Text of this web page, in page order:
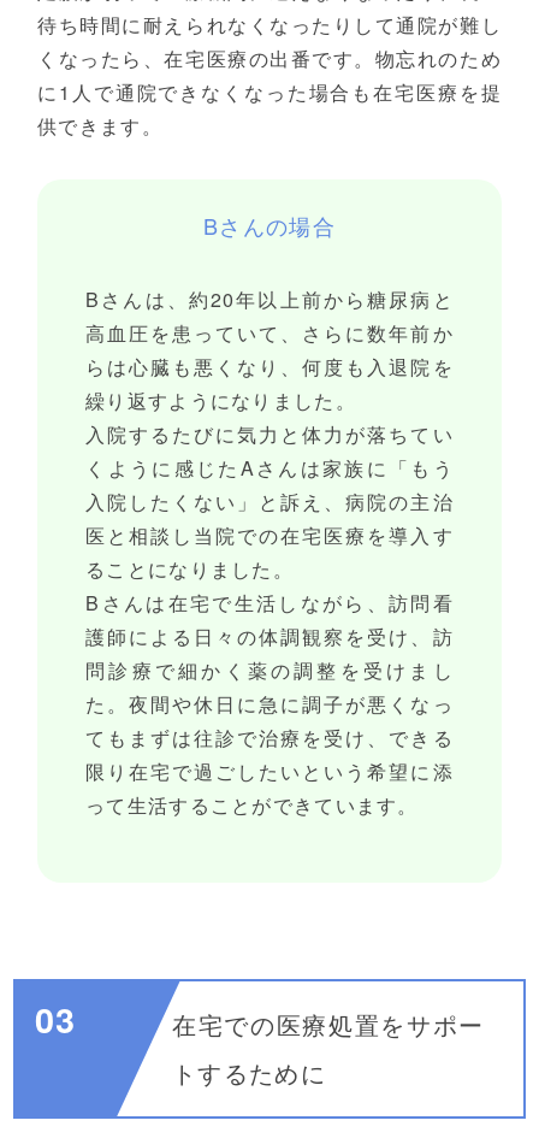
待ち時間に耐えられなくなったりして通院が難し
くなったら、在宅医療の出番です。物忘れのため
に1人で通院できなくなった場合も在宅医療を提
供できます。
Bさんの場合
Bさんは、約20年以上前から糖尿病と
高血圧を患っていて、さらに数年前か
らは心臓も悪くなり、何度も入退院を
繰り返すようになりました。
入院するたびに気力と体力が落ちてい
くように感じたAさんは家族に「もう
入院したくない」と訴え、病院の主治
医と相談し当院での在宅医療を導入す
ることになりました。
Bさんは在宅で生活しながら、訪問看
護師による日々の体調観察を受け、訪
問診療で細かく薬の調整を受けまし
た。夜間や休日に急に調子が悪くなっ
てもまずは往診で治療を受け、できる
限り在宅で過ごしたいという希望に添
って生活することができています。
03
在宅での医療処置をサポー
トするために